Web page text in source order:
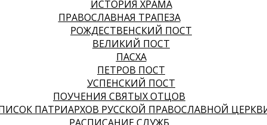
ИСТОРИЯ ХРАМА
ПРАВОСЛАВНАЯ ТРАПЕЗА
РОЖДЕСТВЕНСКИЙ ПОСТ
ВЕЛИКИЙ ПОСТ
ПАСХА
ПЕТРОВ ПОСТ
УСПЕНСКИЙ ПОСТ
ПОУЧЕНИЯ СВЯТЫХ ОТЦОВ
ПАТРИАРХОВ РУССКОЙ ПРАВОСЛАВНОЙ